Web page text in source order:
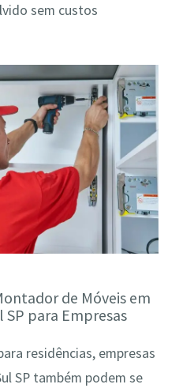
sem custos
de Móveis em
SP para Empresas
residências, empresas
SP também podem se